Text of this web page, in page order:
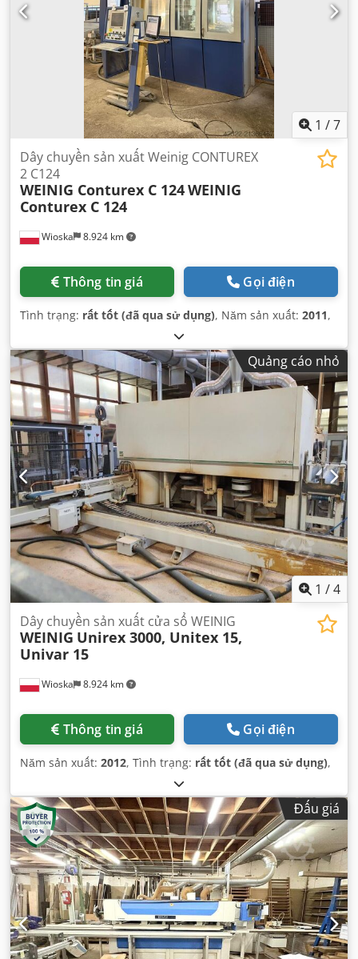
1 /7
Wioska 8.924 km
Dây chuyền sản xuất Weinig CONTUREX
2 C124
WEINIG Conturex C 124WEINIG
Conturex C 124
Thông tin giá Gọi điện
Tình trạng: rất tốt (đã qua sử dụng), Năm sản xuất: 2011,
Quảng cáo nhỏ
1 /4
Wioska 8.924 km
Dây chuyền sản xuất cửa sổ WEINIG
WEINIG Unirex 3000, Unitex 15,
Univar 15
Thông tin giá Gọi điện
Năm sản xuất: 2012, Tình trạng: rất tốt (đã qua sử dụng),
Đấu giá